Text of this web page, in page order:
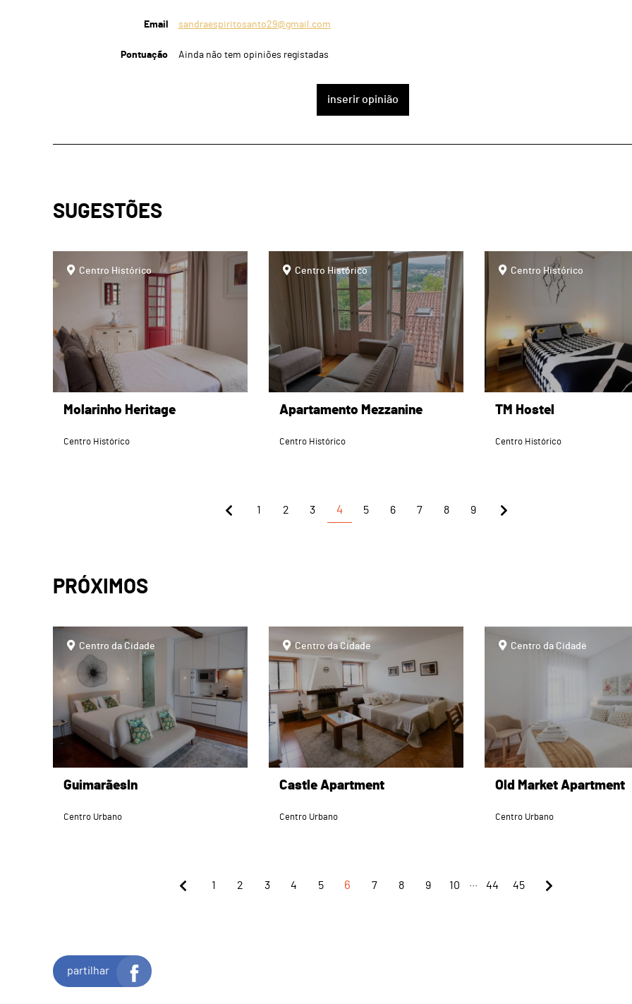
Email sandraespiritosanto29@gmail.com
Pontuação Ainda não tem opiniões registadas
inserir opinião
SUGESTÕES
pageCentro Histórico
Molarinho Heritage
Centro Histórico
pageCentro Histórico
Apartamento Mezzanine
Centro Histórico
pageCentro Histórico
TM Hostel
Centro Histórico
1 2 3 4 5 6 7 8 9
PRÓXIMOS
pageCentro da Cidade
GuimarãesIn
Centro Urbano
pageCentro da Cidade
Castle Apartment
Centro Urbano
pageCentro da Cidade
Old Market Apartment
Centro Urbano
1 2 3 4 5 6 7 8 9 10 44 45
partilhar